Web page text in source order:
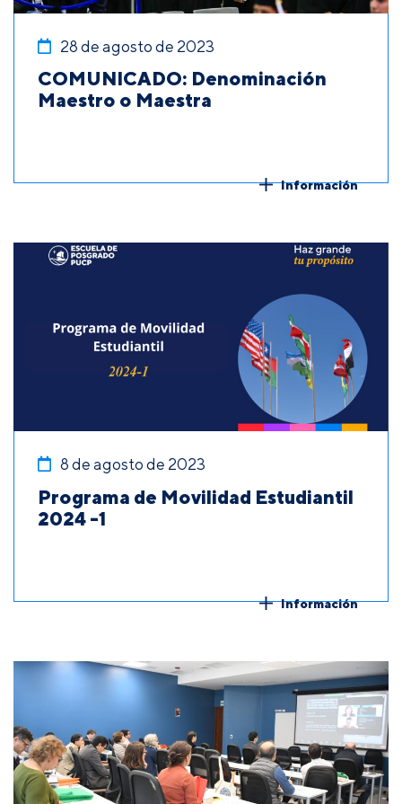
28 de agosto de 2023
COMUNICADO: Denominación
Maestro o Maestra
Información
8 de agosto de 2023
Programa de Movilidad Estudiantil
2024 -1
Información